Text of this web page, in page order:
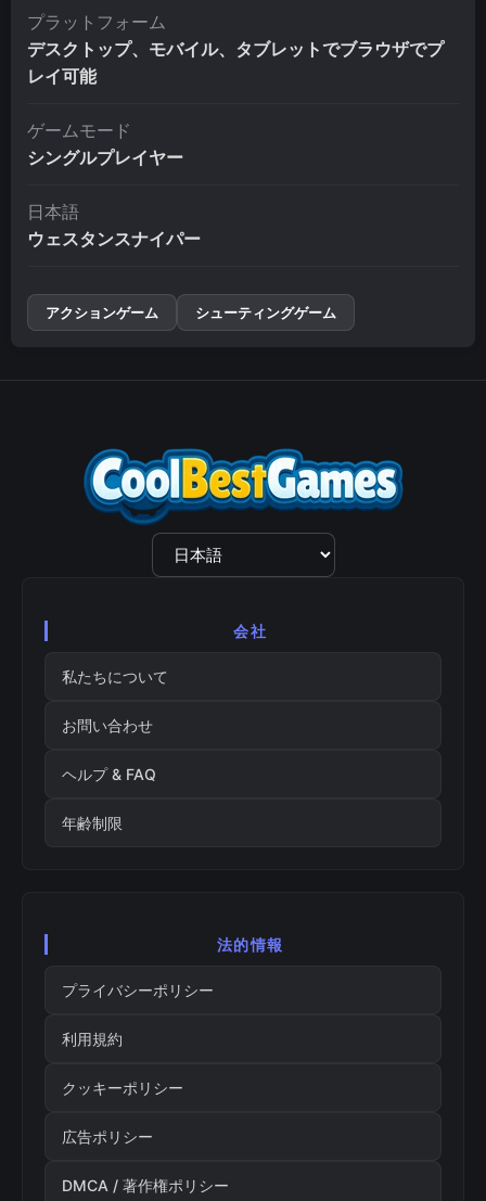
プラットフォーム
デスクトップ、モバイル、タブレットでブラウザでプ
レイ可能
ゲームモード
シングルプレイヤー
日本語
ウェスタンスナイパー
アクションゲーム シューティングゲーム
言
語
会社
私たちについて
お問い合わせ
ヘルプ & FAQ
年齢制限
法的情報
プライバシーポリシー
利用規約
クッキーポリシー
広告ポリシー
DMCA / 著作権ポリシー